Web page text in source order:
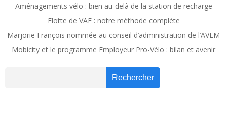
Aménagements vélo : bien au-delà de la station de recharge
Flotte de VAE : notre méthode complète
Marjorie François nommée au conseil d’administration de l’AVEM
Mobicity et le programme Employeur Pro-Vélo : bilan et avenir
Rechercher